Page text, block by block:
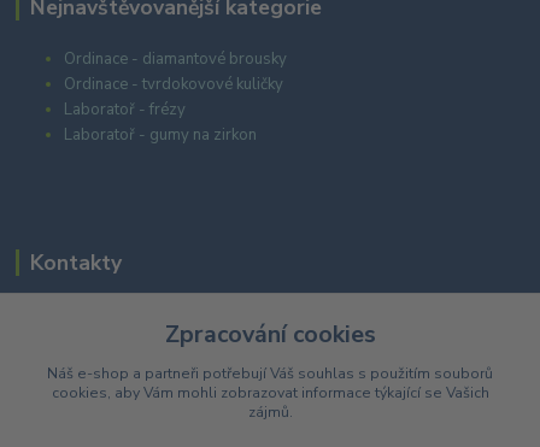
Nejnavštěvovanější kategorie
Ordinace - diamantové brousky
Ordinace - tvrdokovové kuličky
Laboratoř - frézy
Laboratoř - gumy na zirkon
Kontakty
Zpracování cookies
Náš e-shop a partneři potřebují Váš souhlas s použitím souborů
cookies, aby Vám mohli zobrazovat informace týkající se Vašich
zájmů.